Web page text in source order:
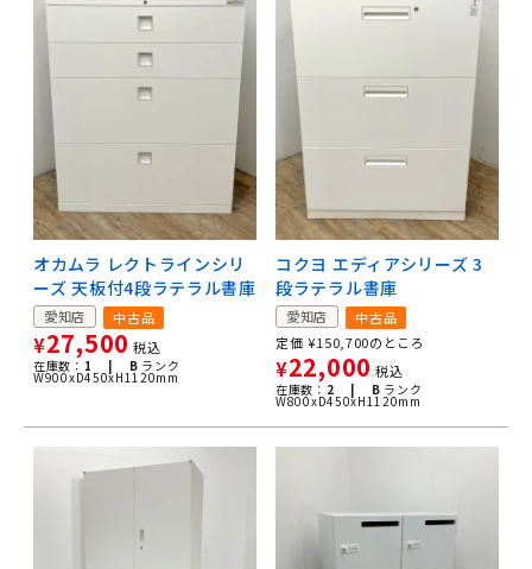
オカムラ レクトラインシリ
ーズ 天板付4段ラテラル書庫
愛知店 中古品
¥27,500 税込
在庫数： 1 | B ランク
W900xD450xH1120mm
コクヨ エディアシリーズ 3
段ラテラル書庫
愛知店
中古品
定価 ¥150,700のところ
¥22,000 税込
在庫数： 2 | B ランク
W800xD450xH1120mm